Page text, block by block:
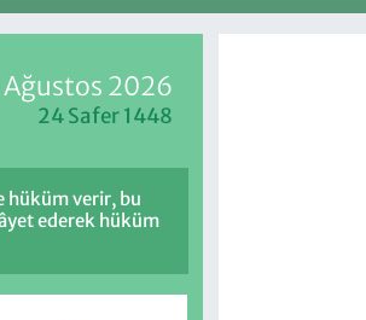
Ağustos 2026
24 Safer 1448
hüküm verir, bu
ederek hüküm